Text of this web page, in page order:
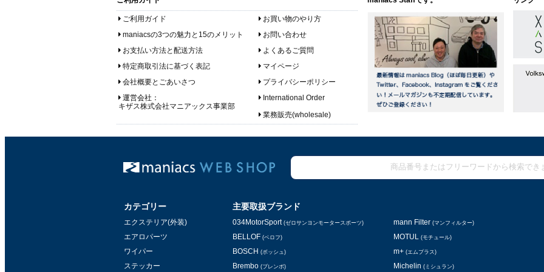
ご利用ガイド
お買い物のやり方
maniacsの3つの魅力と15のメリット
お問い合わせ
お支払い方法と配送方法
よくあるご質問
特定商取引法に基づく表記
マイページ
会社概要とごあいさつ
プライバシーポリシー
運営会社：
キザス株式会社マニアックス事業部
International Order
業務販売(wholesale)
カテゴリー
エクステリア(外装)
エアロパーツ
ワイパー
ステッカー
主要取扱ブランド
034MotorSport (ゼロサンヨンモータースポーツ)
BELLOF (ベロフ)
BOSCH (ボッシュ)
Brembo (ブレンボ)
mann Filter (マンフィルター)
MOTUL (モチュール)
m+ (エムプラス)
Michelin (ミシュラン)